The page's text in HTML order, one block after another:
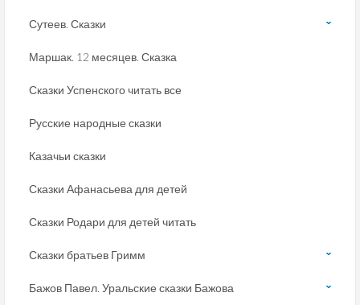
Сутеев. Сказки
Маршак. 12 месяцев. Сказка
Сказки Успенского читать все
Русские народные сказки
Казачьи сказки
Сказки Афанасьева для детей
Сказки Родари для детей читать
Сказки братьев Гримм
Бажов Павел. Уральские сказки Бажова